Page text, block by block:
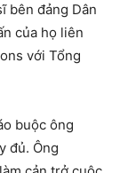
bên đảng Dân
của họ liên
với Tổng
buộc ông
đủ. Ông